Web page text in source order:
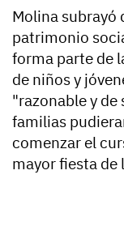
Molina subrayó
patrimonio
forma parte de
de niños y
"razonable y
familias
comenzar el
mayor fiesta de